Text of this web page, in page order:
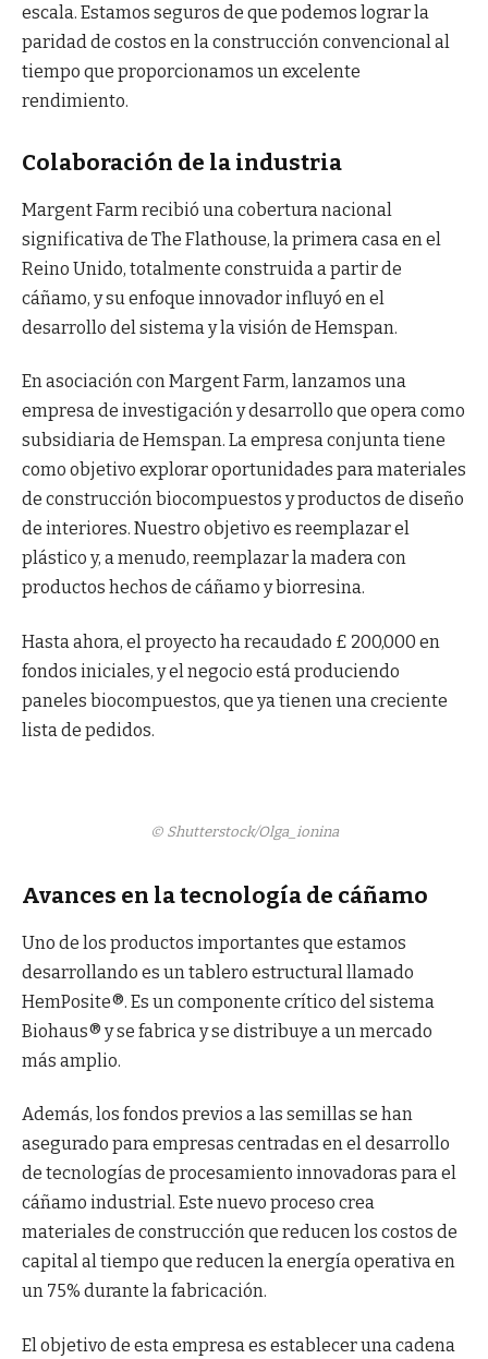
escala. Estamos seguros de que podemos lograr la
paridad de costos en la construcción convencional al
tiempo que proporcionamos un excelente
rendimiento.
Colaboración de la industria
Margent Farm recibió una cobertura nacional
significativa de The Flathouse, la primera casa en el
Reino Unido, totalmente construida a partir de
cáñamo, y su enfoque innovador influyó en el
desarrollo del sistema y la visión de Hemspan.
En asociación con Margent Farm, lanzamos una
empresa de investigación y desarrollo que opera como
subsidiaria de Hemspan. La empresa conjunta tiene
como objetivo explorar oportunidades para materiales
de construcción biocompuestos y productos de diseño
de interiores. Nuestro objetivo es reemplazar el
plástico y, a menudo, reemplazar la madera con
productos hechos de cáñamo y biorresina.
Hasta ahora, el proyecto ha recaudado £ 200,000 en
fondos iniciales, y el negocio está produciendo
paneles biocompuestos, que ya tienen una creciente
lista de pedidos.
© Shutterstock/Olga_ionina
Avances en la tecnología de cáñamo
Uno de los productos importantes que estamos
desarrollando es un tablero estructural llamado
HemPosite®. Es un componente crítico del sistema
Biohaus® y se fabrica y se distribuye a un mercado
más amplio.
Además, los fondos previos a las semillas se han
asegurado para empresas centradas en el desarrollo
de tecnologías de procesamiento innovadoras para el
cáñamo industrial. Este nuevo proceso crea
materiales de construcción que reducen los costos de
capital al tiempo que reducen la energía operativa en
un 75% durante la fabricación.
El objetivo de esta empresa es establecer una cadena